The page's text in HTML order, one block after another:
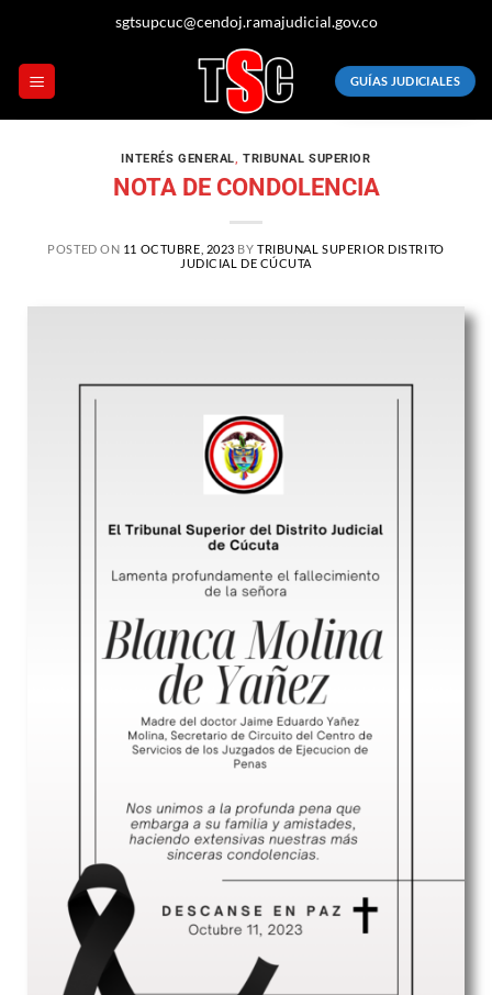
sgtsupcuc@cendoj.ramajudicial.gov.co
GUÍAS JUDICIALES
INTERÉS GENERAL, TRIBUNAL SUPERIOR
NOTA DE CONDOLENCIA
POSTED ON 11 OCTUBRE, 2023 BYTRIBUNAL SUPERIOR DISTRITO
JUDICIAL DE CÚCUTA